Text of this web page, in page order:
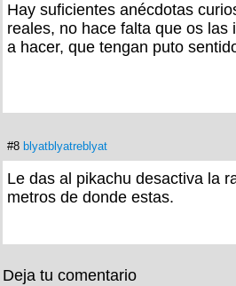
Hay suficientes anécdotas
reales, no hace falta que os las
a hacer, que tengan puto
#8 blyatblyatreblyat
Le das al pikachu desactiva la
metros de donde estas.
Deja tu comentario